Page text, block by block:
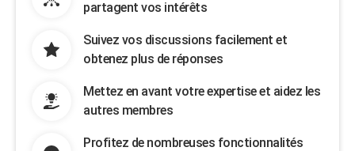
partagent vos intérêts
Suivez vos discussions facilement et
obtenez plus de réponses
Mettez en avant votre expertise et aidez les
autres membres
Profitez de nombreuses fonctionnalités